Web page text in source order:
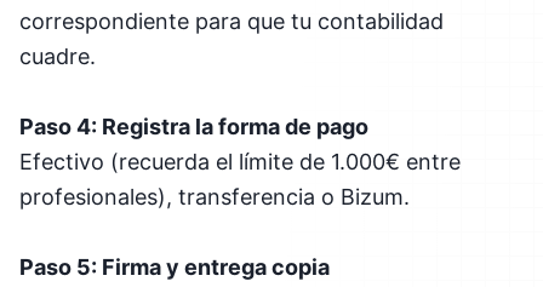
correspondiente para que tu contabilidad
cuadre.
Paso 4: Registra la forma de pago
Efectivo (recuerda el límite de 1.000€ entre
profesionales), transferencia o Bizum.
Paso 5: Firma y entrega copia